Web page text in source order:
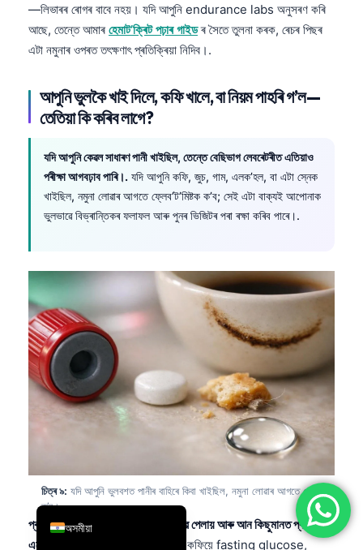
—লিভাৰৰ ৰোগৰ বাবে নহয়। যদি আপুনি endurance labs অনুসৰণ কৰি
আছে, তেন্তে আমাৰ হেমাট’ক্ৰিট পঢ়াৰ গাইডৰ সৈতে তুলনা কৰক, ৰেচৰ পিছৰ
এটা নমুনাৰ ওপৰত তৎক্ষণাৎ প্ৰতিক্ৰিয়া নিদিব।.
আপুনি ভুলকৈ খাই দিলে, কফি খালে, বা নিয়ম পাহৰি গ’ল—
তেতিয়া কি কৰিব লাগে?
যদি আপুনি কেৱল সাধাৰণ পানী খাইছিল, তেন্তে বেছিভাগ লেবৰেটৰীত এতিয়াও
পৰীক্ষা আগবঢ়াব পাৰি।. যদি আপুনি কফি, জুচ, গাম, এলক’হল, বা এটা স্নেক
খাইছিল, নমুনা লোৱাৰ আগতে ফ্লেব’ট’মিষ্টক ক’ব; সেই এটা বাক্যই আপোনাক
ভুলভাৱে বিভ্ৰান্তিকৰ ফলাফল আৰু পুনৰ ভিজিটৰ পৰা ৰক্ষা কৰিব পাৰে।.
চিত্ৰ ৯: যদি আপুনি ভুলবশত পানীৰ বাহিৰে কিবা খাইছিল, নমুনা লোৱাৰ আগতে লেবক
ক’ব।.
প্ৰস্তুতিৰ এটা ভুল কিছুমান পৰীক্ষাত প্ৰভাৱ পেলায় আৰু আন কিছুমানত প্ৰায়
একেবাৰে নালাগে।.
ক্ৰেকাৰ বা চেনিযুক্ত কফিয়ে fasting glucose,
অসমীয়া
English
Deutsch
Français
עִבְרִית
Italiano
Español
Português
Ελληνικά
简体中文
فارسی
Български
Dansk
Nederlands
Bahasa Indonesia